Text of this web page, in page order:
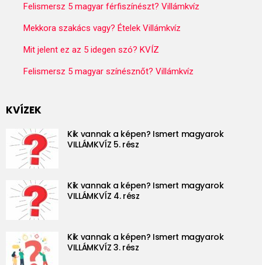
Felismersz 5 magyar férfiszínészt? Villámkvíz
Mekkora szakács vagy? Ételek Villámkvíz
Mit jelent ez az 5 idegen szó? KVÍZ
Felismersz 5 magyar színésznőt? Villámkvíz
KVÍZEK
Kik vannak a képen? Ismert magyarok
VILLÁMKVÍZ 5. rész
Kik vannak a képen? Ismert magyarok
VILLÁMKVÍZ 4. rész
Kik vannak a képen? Ismert magyarok
VILLÁMKVÍZ 3. rész